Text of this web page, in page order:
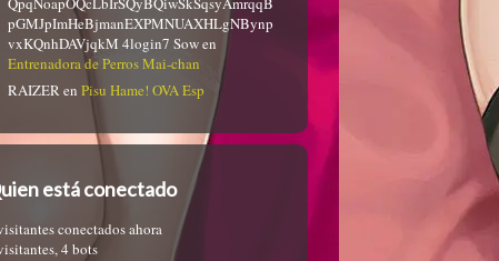
pGMJpImHeBjmanEXPMNUAXHLgNBynp
vxKQnhDAVjqkM 4login7 Sowen
Entrenadora de Perros Mai-chan
RAIZERen Pisu Hame! OVA Esp
está conectado
conectados ahora
4 bots